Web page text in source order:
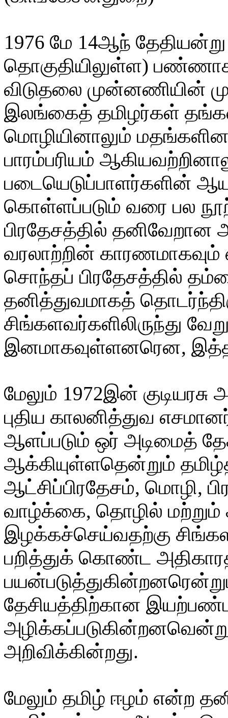
1976 மே 14ஆந்
தொகுதியிலுள்ள)
விடுதலை முன்னணியின்
இலங்கைத் தமிழர்கள்
மொழியினாலும்
பாரம்பரியம்
படையெடுப்பாளர்களின்
கொள்ளப்படும் வரை பல
பிரதேசத்தில் தனிவேறான
வரலாற்றின் காரணமாகவும்
சொந்தப் பிரதேசத்தில்
தனித்துவமாகத்
சிங்களவர்களிலிருந்து
இனமாகவுள்ளனரென,
மேலும் 1972இன்
புதிய காலனித்துவ
ஆளப்படும் ஒர் அடிமைத்
ஆக்கியுள்ளதென்றும்
ஆட்சிப்பிரதேசம், மொழி,
வாழ்க்கை, தொழில் மற்றும்
இழக்கச்செய்வதற்கு
பறித்துக் கொண்ட
தேசியத்திற்கான
அறிவிக்கின்றது.
மேலும் தமிழ் ஈழம் என்ற